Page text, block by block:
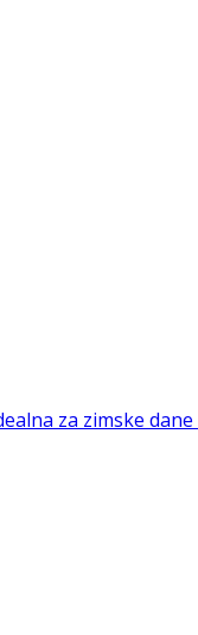
za zimske dane